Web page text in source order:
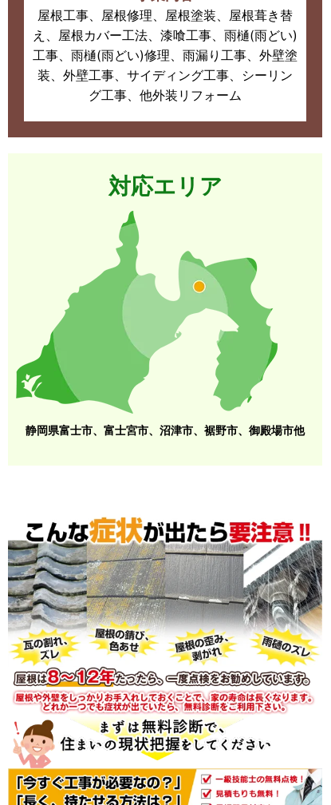
屋根工事、屋根修理、屋根塗装、屋根葺き替
え、屋根カバー工法、漆喰工事、雨樋(雨どい)
工事、雨樋(雨どい)修理、雨漏り工事、外壁塗
装、外壁工事、サイディング工事、シーリン
グ工事、他外装リフォーム
対応エリア
静岡県富士市、富士宮市、沼津市、裾野市、御殿場市他